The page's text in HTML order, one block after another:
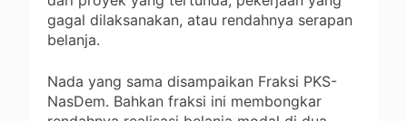
gagal dilaksanakan, atau rendahnya serapan
belanja.
Nada yang sama disampaikan Fraksi PKS-
NasDem. Bahkan fraksi ini membongkar